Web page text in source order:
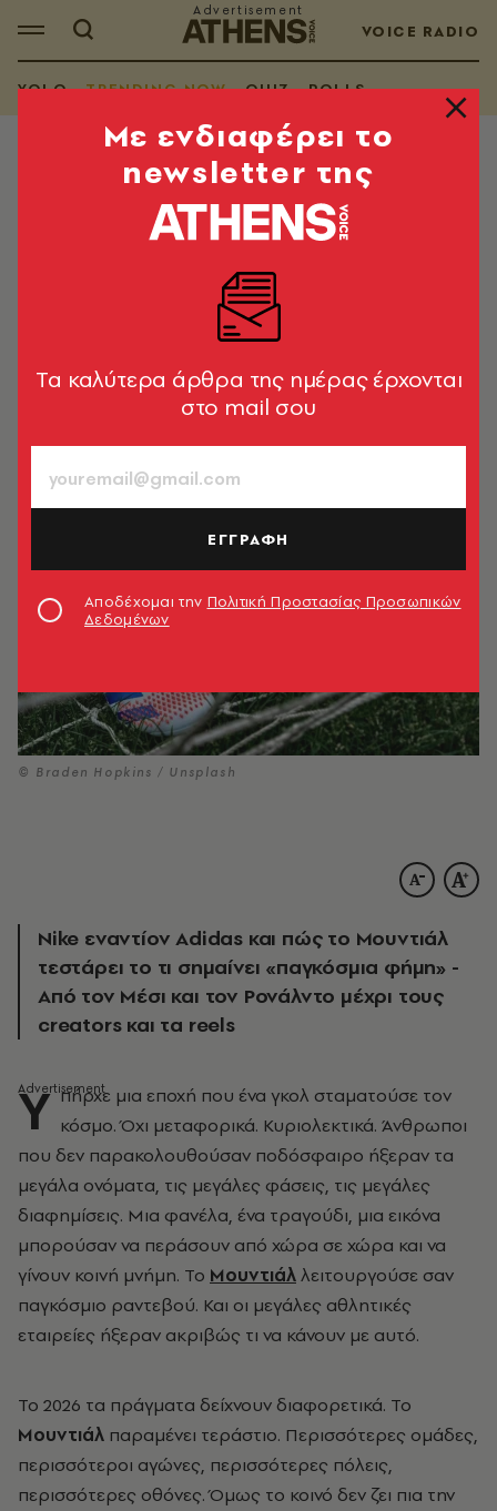
VOICE RADIO
YOLO TRENDING NOW QUIZ POLLS
TRENDING NOW
Adidas vs Nike: Η μεγάλη μάχη του
Μουντιάλ 2026
Στην συγκυρία του σήμερα, οι μεγάλες αθλητικές
καμπάνιες αναρωτιούνται αν υπάρχει ακόμη κοινή
Αλκιβιάδης Σιαράβας
© Braden Hopkins / Unsplash
Nike εναντίον Adidas και πώς το Μουντιάλ
τεστάρει το τι σημαίνει «παγκόσμια φήμη» -
Aπό τον Μέσι και τον Ρονάλντο μέχρι τους
creators και τα reels
Υ πήρχε μια εποχή που ένα γκολ σταματούσε τον
κόσμο. Όχι μεταφορικά. Κυριολεκτικά. Άνθρωποι
που δεν παρακολουθούσαν ποδόσφαιρο ήξεραν τα
μεγάλα ονόματα, τις μεγάλες φάσεις, τις μεγάλες
διαφημίσεις. Μια φανέλα, ένα τραγούδι, μια εικόνα
μπορούσαν να περάσουν από χώρα σε χώρα και να
γίνουν κοινή μνήμη. Το Μουντιάλλειτουργούσε σαν
παγκόσμιο ραντεβού. Και οι μεγάλες αθλητικές
εταιρείες ήξεραν ακριβώς τι να κάνουν με αυτό.
Το 2026 τα πράγματα δείχνουν διαφορετικά. Το
Μουντιάλ παραμένει τεράστιο. Περισσότερες ομάδες,
περισσότεροι αγώνες, περισσότερες πόλεις,
περισσότερες οθόνες. Όμως το κοινό δεν ζει πια την
Mε ενδιαφέρει το
newsletter της
Tα καλύτερα άρθρα της ημέρας έρχονται
στο mail σου
ΕΓΓΡΑΦΗ
Αποδέχομαι την Πολιτική Προστασίας Προσωπικών
Δεδομένων